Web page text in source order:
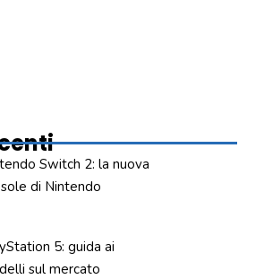
Switch 2: la nuova
di Nintendo
5: guida ai
sul mercato